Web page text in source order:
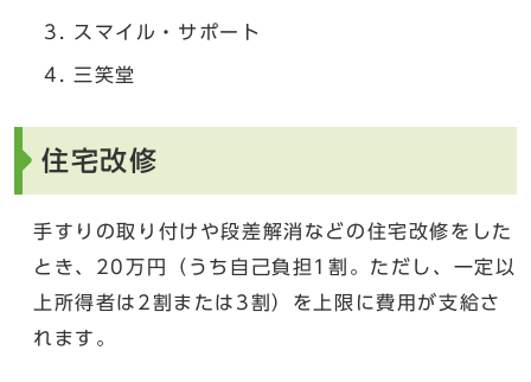
スマイル・サポート
三笑堂
住宅改修
手すりの取り付けや段差解消などの住宅改修をした
とき、20万円（うち自己負担1割。ただし、一定以
上所得者は2割または3割）を上限に費用が支給さ
れます。